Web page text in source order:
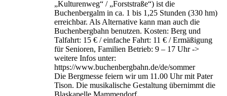
„Kulturenweg“ / „Forststraße“) ist die
Buchenbergalm in ca. 1 bis 1,25 Stunden (330 hm)
erreichbar. Als Alternative kann man auch die
Buchenbergbahn benutzen. Kosten: Berg und
Talfahrt: 15 € / einfache Fahrt: 11 € / Ermäßigung
für Senioren, Familien Betrieb: 9 – 17 Uhr ->
weitere Infos unter:
https://www.buchenbergbahn.de/de/sommer
Die Bergmesse feiern wir um 11.00 Uhr mit Pater
Tison. Die musikalische Gestaltung übernimmt die
Blaskapelle Mammendorf.